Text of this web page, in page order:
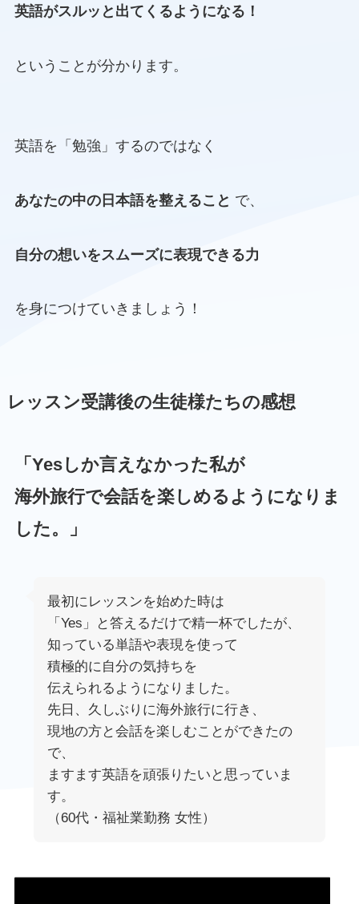
英語がスルッと出てくるようになる！
ということが分かります。
英語を「勉強」するのではなく
あなたの中の日本語を整えること で、
自分の想いをスムーズに表現できる力
を身につけていきましょう！
レッスン受講後の生徒様たちの感想
「Yesしか言えなかった私が
海外旅行で会話を楽しめるようになりま
した。」
最初にレッスンを始めた時は
「Yes」と答えるだけで精一杯でしたが、
知っている単語や表現を使って
積極的に自分の気持ちを
伝えられるようになりました。
先日、久しぶりに海外旅行に行き、
現地の方と会話を楽しむことができたの
で、
ますます英語を頑張りたいと思っていま
す。
（60代・福祉業勤務 女性）